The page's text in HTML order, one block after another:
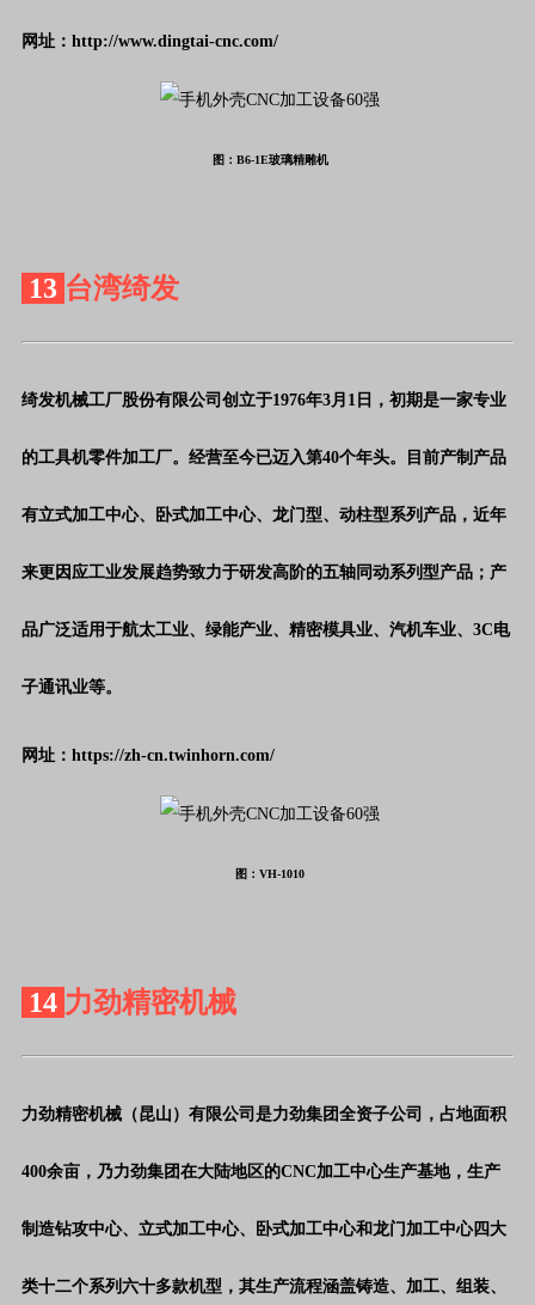
网址：http://www.dingtai-cnc.com/
图：B6-1E玻璃精雕机
13 台湾绮发
绮发机械工厂股份有限公司创立于1976年3月1日，初期是一家专业
的工具机零件加工厂。经营至今已迈入第40个年头。目前产制产品
有立式加工中心、卧式加工中心、龙门型、动柱型系列产品，近年
来更因应工业发展趋势致力于研发高阶的五轴同动系列型产品；产
品广泛适用于航太工业、绿能产业、精密模具业、汽机车业、3C电
子通讯业等。
网址：https://zh-cn.twinhorn.com/
图：VH-1010
14 力劲精密机械
力劲精密机械（昆山）有限公司是力劲集团全资子公司，占地面积
400余亩，乃力劲集团在大陆地区的CNC加工中心生产基地，生产
制造钻攻中心、立式加工中心、卧式加工中心和龙门加工中心四大
类十二个系列六十多款机型，其生产流程涵盖铸造、加工、组装、